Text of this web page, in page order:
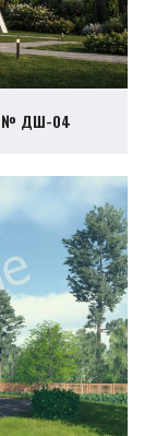
№ ДШ-04